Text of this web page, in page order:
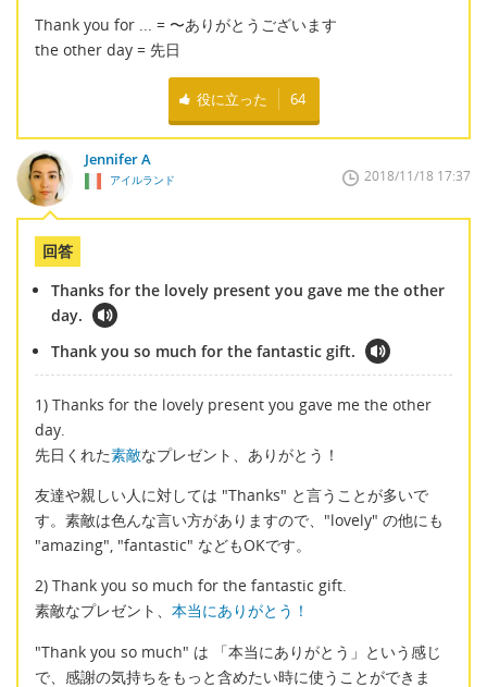
Thank you for ... = 〜ありがとうございます
the other day = 先日
役に立った 64
Jennifer A
アイルランド 2018/11/18 17:37
回答
Thanks for the lovely present you gave me the other
day.
Thank you so much for the fantastic gift.
1) Thanks for the lovely present you gave me the other
day.
先日くれた素敵なプレゼント、ありがとう！
友達や親しい人に対しては "Thanks" と言うことが多いで
す。素敵は色んな言い方がありますので、"lovely" の他にも
"amazing", "fantastic" などもOKです。
2) Thank you so much for the fantastic gift.
素敵なプレゼント、 本当にありがとう！
"Thank you so much" は 「本当にありがとう」という感じ
で、感謝の気持ちをもっと含めたい時に使うことができま